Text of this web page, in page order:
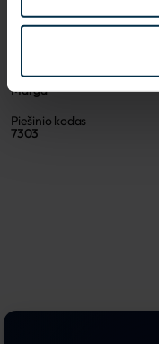
Spalva
Marga
Piešinio kodas
7303